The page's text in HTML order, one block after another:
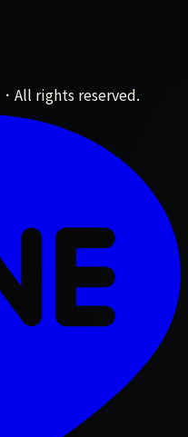
．All rights reserved.